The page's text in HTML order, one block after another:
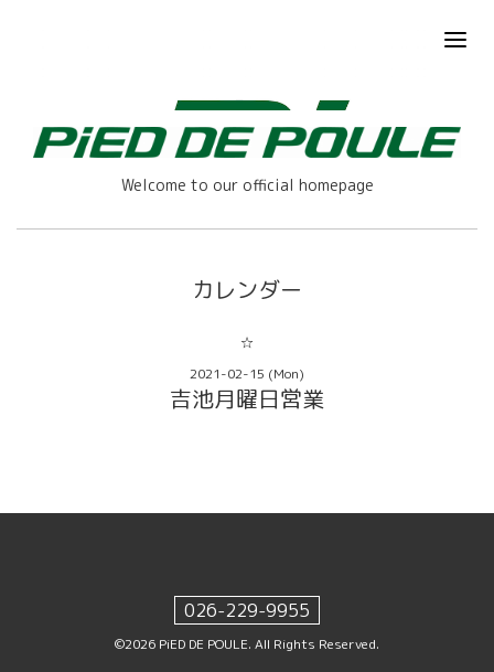
Welcome to our official homepage
カレンダー
☆
2021-02-15 (Mon)
吉池月曜日営業
026-229-9955
©2026 PiED DE POULE. All Rights Reserved.